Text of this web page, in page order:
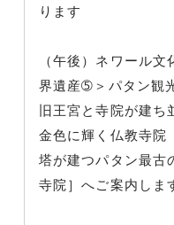
ります
（午後）ネワール
界遺産➄＞パタン観
旧王宮と寺院が建ち
金色に輝く仏教寺院
塔が建つパタン最古
寺院］へご案内しま